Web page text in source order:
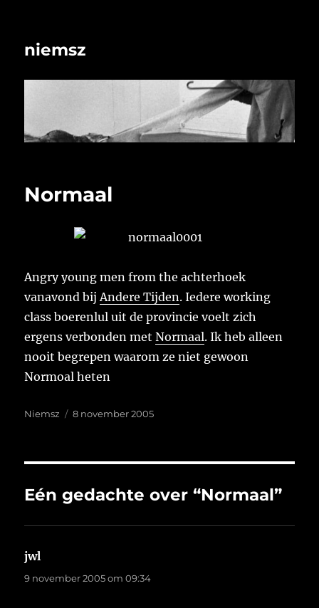
niemsz
Normaal
Angry young men from the achterhoek
vanavond bijAndere Tijden. Iedere working
class boerenlul uit de provincie voelt zich
ergens verbonden metNormaal. Ik heb alleen
nooit begrepen waarom ze niet gewoon
Normoal heten
Auteur
Niemsz
Geplaatst
8 november 2005
Eén gedachte over “Normaal”
jwl
9 november 2005 om 09:34